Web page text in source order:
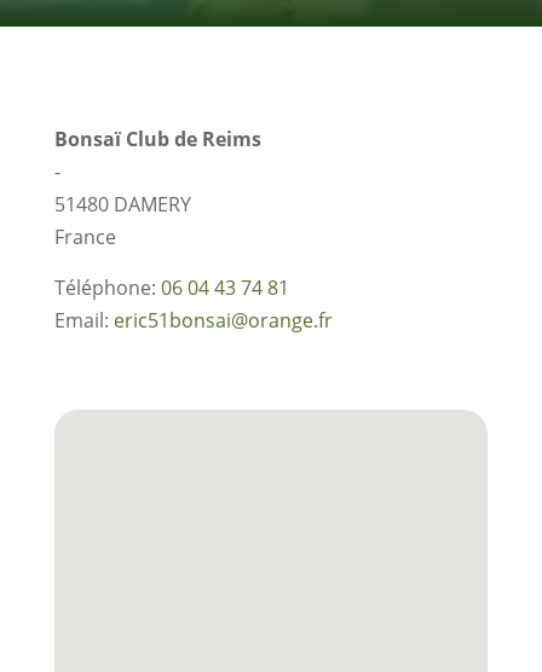
Bonsaï Club de Reims
-
51480 DAMERY
France
Téléphone: 06 04 43 74 81
Email: eric51bonsai@orange.fr